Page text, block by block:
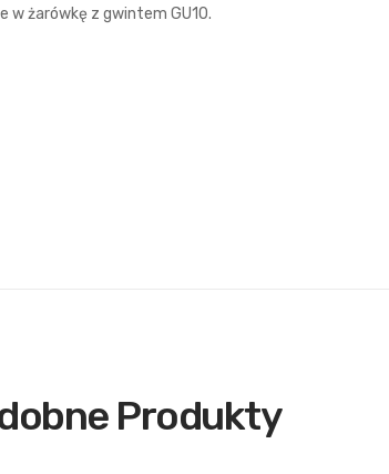
w żarówkę z gwintem GU10.
Produkty